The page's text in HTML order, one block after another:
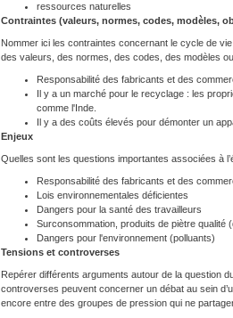
ressources naturelles
Contraintes (valeurs, normes, codes, modèles,
Nommer ici les contraintes concernant le cycle de
des valeurs, des normes, des codes, des modèles
Responsabilité des fabricants et des
Il y a un marché pour le recyclage : les
comme l'Inde.
Il y a des coûts élevés pour démonter un
Enjeux
Quelles sont les questions importantes associées à
Responsabilité des fabricants et des
Lois environnementales déficientes
Dangers pour la santé des travailleurs
Surconsommation, produits de piètre qualité
Dangers pour l'environnement (polluants)
Tensions et controverses
Repérer différents arguments autour de la question
controverses peuvent concerner un débat au sein
encore entre des groupes de pression qui ne